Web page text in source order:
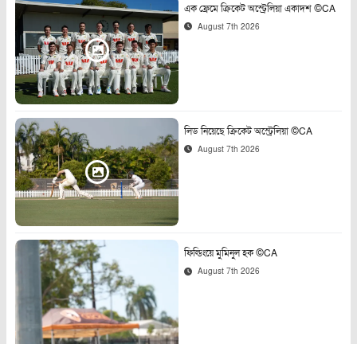
এক ফ্রেমে ক্রিকেট অস্ট্রেলিয়া একাদশ ©CA
August 7th 2026
লিড নিয়েছে ক্রিকেট অস্ট্রেলিয়া ©CA
August 7th 2026
ফিল্ডিংয়ে মুমিনুল হক ©CA
August 7th 2026